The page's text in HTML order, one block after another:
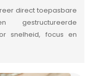
direct toepasbare
snelheid, focus en